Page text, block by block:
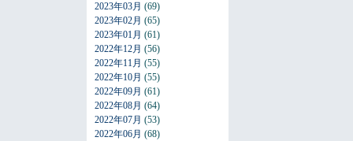
2023年03月 (69)
2023年02月 (65)
2023年01月 (61)
2022年12月 (56)
2022年11月 (55)
2022年10月 (55)
2022年09月 (61)
2022年08月 (64)
2022年07月 (53)
2022年06月 (68)